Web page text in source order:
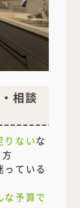
相談
りないな
っている
な予算で